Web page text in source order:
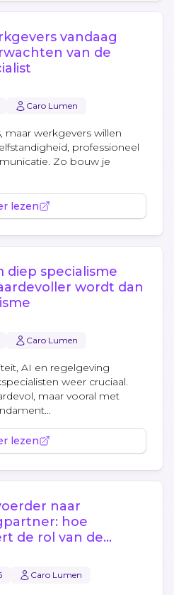
vandaag
van de
Caro Lumen
maar werkgevers willen
professioneel
Zo bouw je
lezen
diep specialisme
wordt dan
Caro Lumen
AI en regelgeving
weer cruciaal.
maar vooral met
lezen
naar
hoe
de rol van de
Caro Lumen